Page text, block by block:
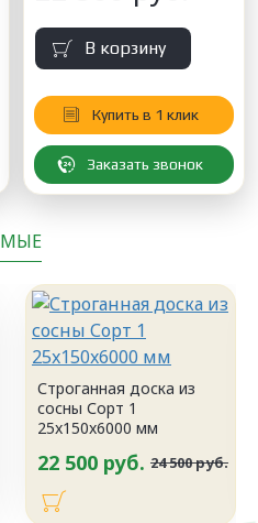
В корзину
Купить в 1 клик
Заказать звонок
Строганная доска из
сосны Сорт 1
25x150x6000 мм
22 500 руб. 24 500 руб.